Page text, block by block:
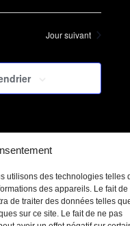
utilisons des technologies telles
des appareils. Le fait de
de traiter des données telles
sur ce site. Le fait de ne pas
Jour suivant